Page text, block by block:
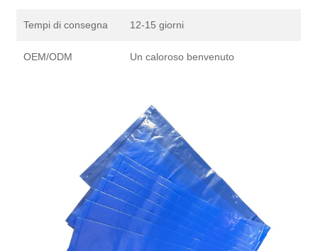
Tempi di consegna 12-15 giorni
OEM/ODM Un caloroso benvenuto